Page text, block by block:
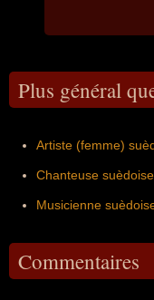
Plus général
Artiste (femme)
Chanteuse suèdoise
Musicienne
Commentaires